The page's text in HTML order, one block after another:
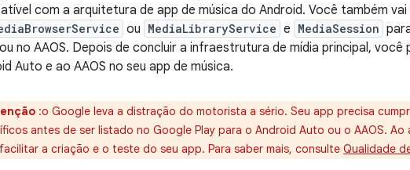
com a arquitetura de app de música do Android. Você também
ou MediaLibraryService e MediaSession
no AAOS. Depois de concluir a infraestrutura de mídia principal,
Auto e ao AAOS no seu app de música.
:o Google leva a distração do motorista a sério. Seu app precisa
antes de ser listado no Google Play para o Android Auto ou o AAOS.
a criação e o teste do seu app. Para saber mais, consulte Qualidade